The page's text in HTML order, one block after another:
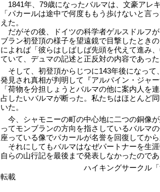
1841年、79歳になったバルマは、文豪アレ
「パカールは途中で何度ももう歩けないと言
えた。
だがその後、ドイツの科学者ゲルスドルフ
ブラン初登頂の様子を望遠鏡で目撃したとき
によれば「彼らはしばしば先頭を代えて進み
ていて、デュマの記述と正反対の内容であった
そして、初登頂からじつに143年後になって
発見され真相が判明して『アルパイン・ジャ
「荷物を分担しょうとバルマの他に案内人を
占したいバルマが断った。私たちはほとんど
いた。
今、シャモニーの町の中心地に二つの銅像
ってモンブランの方向を指さしているバルマ
座っている像でパカールが名誉を回復してか
それにしてもバルマはなぜパートナーを生
自らの山行記を最後まで発表しなかったので
ハイキングサークル「すにい
転載